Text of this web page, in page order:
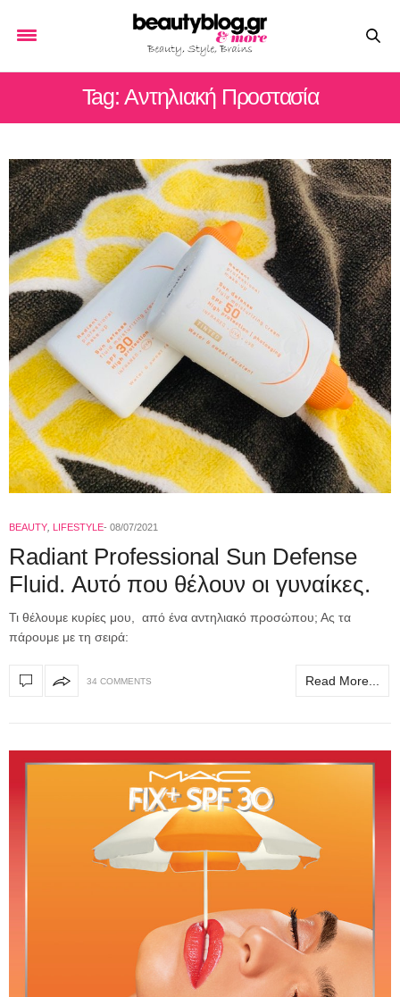
Tag: Αντηλιακή Προστασία
BEAUTY, LIFESTYLE 08/07/2021
Radiant Professional Sun Defense
Fluid. Αυτό που θέλουν οι γυναίκες.
Τι θέλουμε κυρίες μου, από ένα αντηλιακό προσώπου; Ας τα
πάρουμε με τη σειρά:
34 COMMENTS Read More...